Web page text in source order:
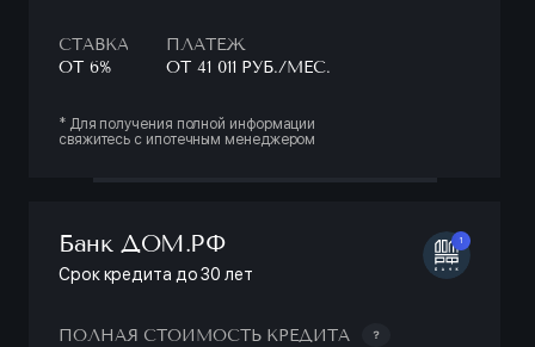
СТАВКА
ОТ 6%
ПЛАТЕЖ
ОТ 41 011 РУБ./МЕС.
* Для получения полной информации
свяжитесь с ипотечным менеджером
Банк ДОМ.РФ
Срок кредита до 30 лет
1
ПОЛНАЯ СТОИМОСТЬ КРЕДИТА